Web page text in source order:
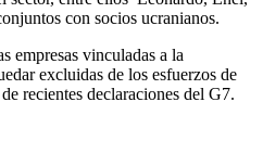
con socios ucranianos.
empresas vinculadas a la
excluidas de los esfuerzos de
recientes declaraciones del G7.